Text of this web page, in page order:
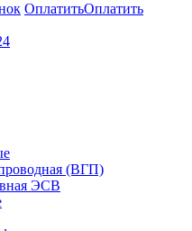
ОплатитьОплатить
(ВГП)
ЭСВ